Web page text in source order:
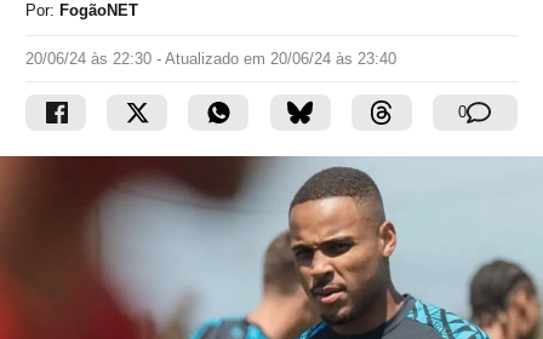
Por: FogãoNET
20/06/24 às 22:30 - Atualizado em 20/06/24 às 23:40
0